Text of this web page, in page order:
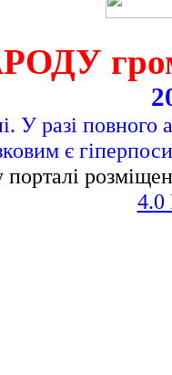
У разі повного
є
4.0